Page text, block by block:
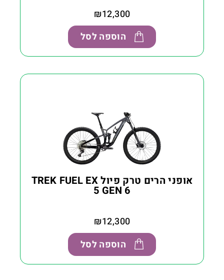
₪12,300
הוספה לסל
אופני הרים טרק פיול TREK FUEL EX
5 GEN 6
₪12,300
הוספה לסל